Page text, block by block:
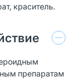
краситель.
препаратам